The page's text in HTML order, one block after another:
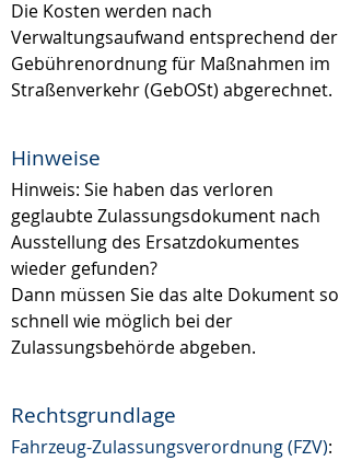
Die Kosten werden nach
Verwaltungsaufwand entsprechend der
Gebührenordnung für Maßnahmen im
Straßenverkehr (GebOSt) abgerechnet.
Hinweise
Hinweis: Sie haben das verloren
geglaubte Zulassungsdokument nach
Ausstellung des Ersatzdokumentes
wieder gefunden?
Dann müssen Sie das alte Dokument so
schnell wie möglich bei der
Zulassungsbehörde abgeben.
Rechtsgrundlage
Fahrzeug-Zulassungsverordnung (FZV):